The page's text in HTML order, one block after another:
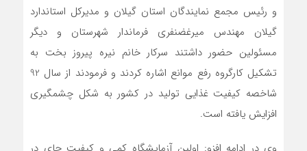
و رئیس مجمع نمایندگان استان گیلان و مدیرکل استاندارد
گیلان مهندس میرغضنفری فرماندار شهرستان و دیگر
مسئولین حضور داشتند سرکار خانم نیره پیروز بخت به
تشکیل کارگروه رفع موانع اشاره کردند و فرمودند از سال 92
شاخصه کیفیت غذایی تولید در کشور به شکل چشمگیری
افزایش یافته است.